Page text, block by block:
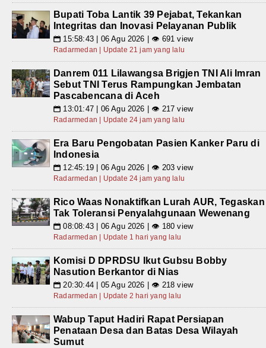
Bupati Toba Lantik 39 Pejabat, Tekankan
Integritas dan Inovasi Pelayanan Publik
📅 15:58:43 | 06 Agu 2026 | 👁 691 view
Radarmedan | Update 21 jam yang lalu
Danrem 011 Lilawangsa Brigjen TNI Ali Imran
Sebut TNI Terus Rampungkan Jembatan
Pascabencana di Aceh
📅 13:01:47 | 06 Agu 2026 | 👁 217 view
Radarmedan | Update 24 jam yang lalu
Era Baru Pengobatan Pasien Kanker Paru di
Indonesia
📅 12:45:19 | 06 Agu 2026 | 👁 203 view
Radarmedan | Update 24 jam yang lalu
Rico Waas Nonaktifkan Lurah AUR, Tegaskan
Tak Toleransi Penyalahgunaan Wewenang
📅 08:08:43 | 06 Agu 2026 | 👁 180 view
Radarmedan | Update 1 hari yang lalu
Komisi D DPRDSU Ikut Gubsu Bobby
Nasution Berkantor di Nias
📅 20:30:44 | 05 Agu 2026 | 👁 218 view
Radarmedan | Update 2 hari yang lalu
Wabup Taput Hadiri Rapat Persiapan
Penataan Desa dan Batas Desa Wilayah
Sumut